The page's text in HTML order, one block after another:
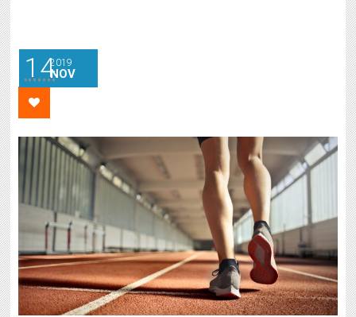
142019
NOV